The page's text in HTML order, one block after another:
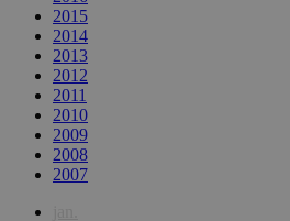
2015
2014
2013
2012
2011
2010
2009
2008
2007